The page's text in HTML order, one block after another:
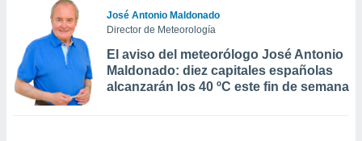
José Antonio Maldonado
Director de Meteorología
El aviso del meteorólogo José Antonio
Maldonado: diez capitales españolas
alcanzarán los 40 ºC este fin de semana